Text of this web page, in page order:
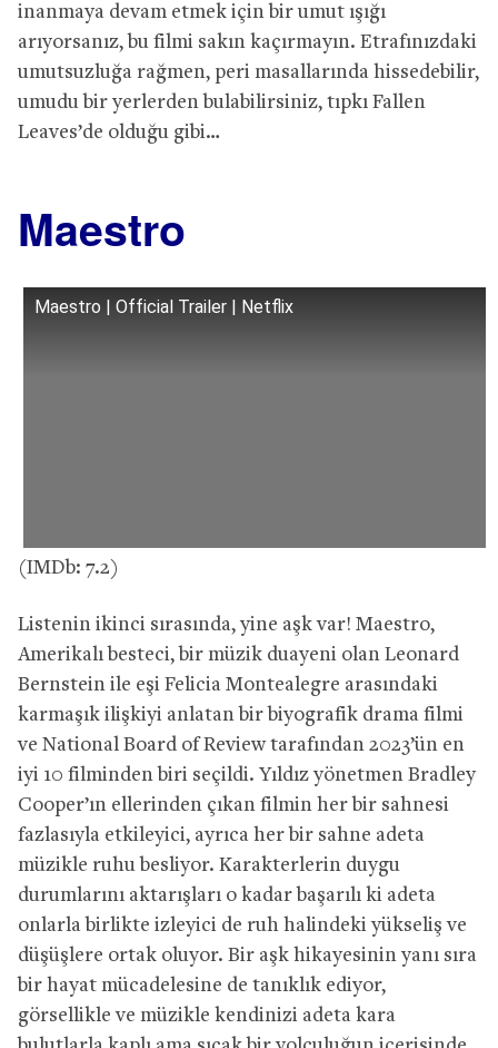
inanmaya devam etmek için bir umut ışığı
arıyorsanız, bu filmi sakın kaçırmayın. Etrafınızdaki
umutsuzluğa rağmen, peri masallarında hissedebilir,
umudu bir yerlerden bulabilirsiniz, tıpkı Fallen
Leaves’de olduğu gibi…
Maestro
Maestro | Official Trailer | Netflix
(IMDb: 7.2)
Listenin ikinci sırasında, yine aşk var! Maestro,
Amerikalı besteci, bir müzik duayeni olan Leonard
Bernstein ile eşi Felicia Montealegre arasındaki
karmaşık ilişkiyi anlatan bir biyografik drama filmi
ve National Board of Review tarafından 2023’ün en
iyi 10 filminden biri seçildi. Yıldız yönetmen Bradley
Cooper’ın ellerinden çıkan filmin her bir sahnesi
fazlasıyla etkileyici, ayrıca her bir sahne adeta
müzikle ruhu besliyor. Karakterlerin duygu
durumlarını aktarışları o kadar başarılı ki adeta
onlarla birlikte izleyici de ruh halindeki yükseliş ve
düşüşlere ortak oluyor. Bir aşk hikayesinin yanı sıra
bir hayat mücadelesine de tanıklık ediyor,
görsellikle ve müzikle kendinizi adeta kara